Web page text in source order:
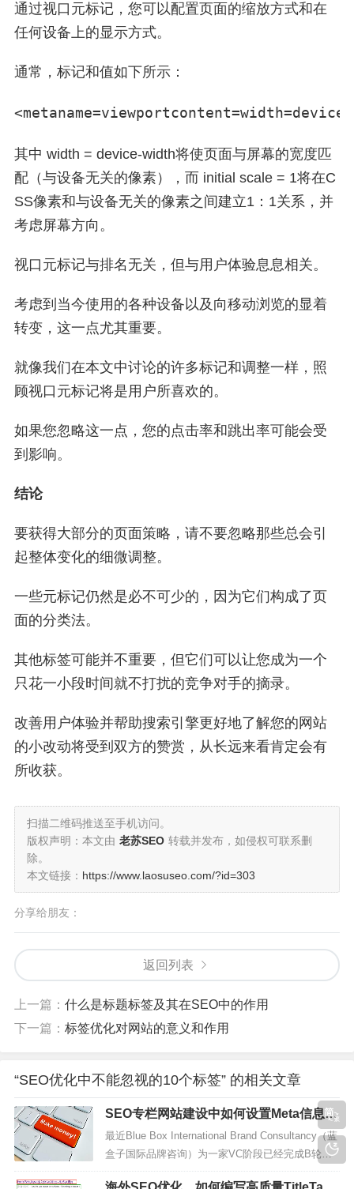
通过视口元标记，您可以配置页面的缩放方式和在
任何设备上的显示方式。
通常，标记和值如下所示：
<metaname=viewportcontent=width=
其中 width = device-width将使页面与屏幕的宽度匹
配（与设备无关的像素），而 initial scale = 1将在C
SS像素和与设备无关的像素之间建立1：1关系，并
考虑屏幕方向。
视口元标记与排名无关，但与用户体验息息相关。
考虑到当今使用的各种设备以及向移动浏览的显着
转变，这一点尤其重要。
就像我们在本文中讨论的许多标记和调整一样，照
顾视口元标记将是用户所喜欢的。
如果您忽略这一点，您的点击率和跳出率可能会受
到影响。
结论
要获得大部分的页面策略，请不要忽略那些总会引
起整体变化的细微调整。
一些元标记仍然是必不可少的，因为它们构成了页
面的分类法。
其他标签可能并不重要，但它们可以让您成为一个
只花一小段时间就不打扰的竞争对手的摘录。
改善用户体验并帮助搜索引擎更好地了解您的网站
的小改动将受到双方的赞赏，从长远来看肯定会有
所收获。
扫描二维码推送至手机访问。
版权声明：本文由 老苏SEO 转载并发布，如侵权可联系删
除。
本文链接： https://www.laosuseo.com/?id=303
分享给朋友：
返回列表
上一篇： 什么是标题标签及其在SEO中的作用
下一篇： 标签优化对网站的意义和作用
“SEO优化中不能忽视的10个标签” 的相关文章
SEO专栏网站建设中如何设置Meta信息，
提高SEO？
最近Blue Box International Brand Consultancy（蓝
盒子国际品牌咨询）为一家VC阶段已经完成B轮融
资（两轮融资额超过1亿元人民币）的科技公司搭建